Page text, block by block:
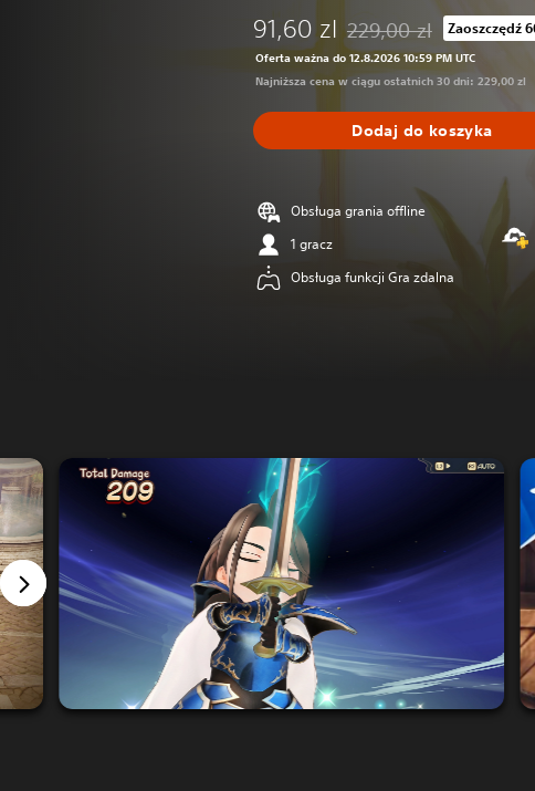
91,60 zl Zastosowano zniżkę z
229,00 zl Zaoszczędź
Oferta ważna do 12.8.2026 10:59 PM UTC
Najniższa cena w ciągu ostatnich 30 dni: 229,00 zl
Dodaj do koszyka
Obsługa grania offline
1 gracz
Obsługa funkcji Gra zdalna